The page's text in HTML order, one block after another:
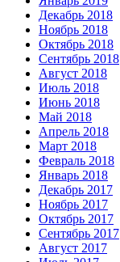
Декабрь 2018
Ноябрь 2018
Октябрь 2018
Сентябрь 2018
Август 2018
Июль 2018
Июнь 2018
Май 2018
Апрель 2018
Март 2018
Февраль 2018
Январь 2018
Декабрь 2017
Ноябрь 2017
Октябрь 2017
Сентябрь 2017
Август 2017